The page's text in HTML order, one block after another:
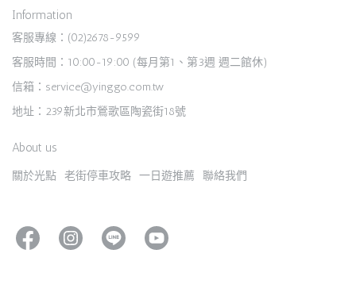
Information
客服專線：(02)2678-9599
客服時間：10:00-19:00 (每月第1、第3週 週二館休)
信箱：service@yinggo.com.tw
地址：239新北市鶯歌區陶瓷街18號
About us
關於光點 老街停車攻略 一日遊推薦 聯絡我們